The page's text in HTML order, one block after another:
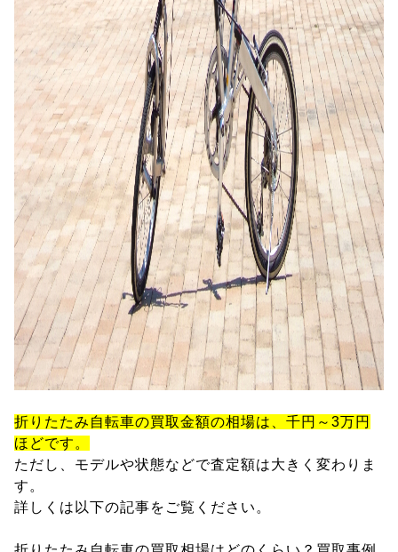
折りたたみ自転車の買取金額の相場は、千円～3万円
ほどです。
ただし、モデルや状態などで査定額は大きく変わりま
す。
詳しくは以下の記事をご覧ください。